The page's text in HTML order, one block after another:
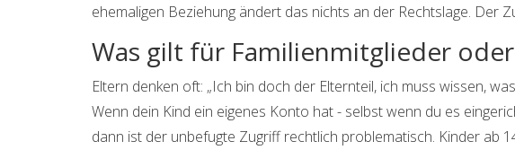
ehemaligen Beziehung ändert das nichts an der Rechtslage. Der
Was gilt für Familienmitglieder
Eltern denken oft: „Ich bin doch der Elternteil, ich muss wissen,
Wenn dein Kind ein eigenes Konto hat - selbst wenn du es
dann ist der unbefugte Zugriff rechtlich problematisch. Kinder ab